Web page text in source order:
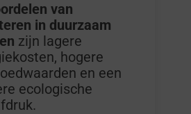
van
in duurzaam
zijn lagere
hogere
en een
ecologische